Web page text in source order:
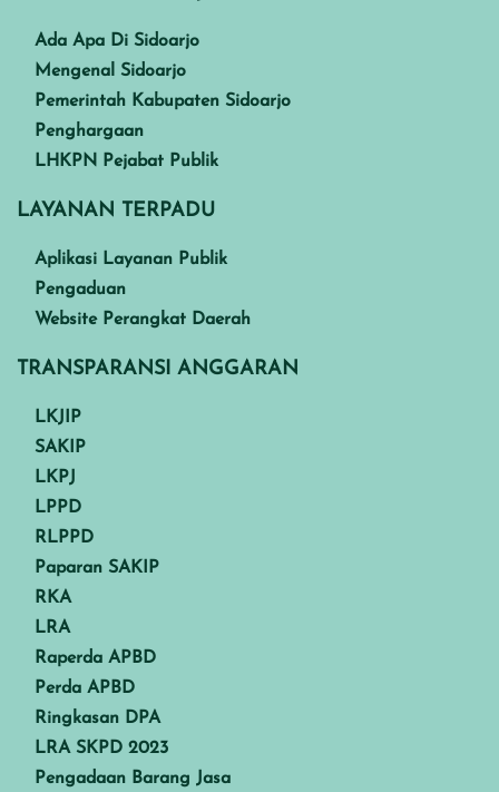
Ada Apa Di Sidoarjo
Mengenal Sidoarjo
Pemerintah Kabupaten Sidoarjo
Penghargaan
LHKPN Pejabat Publik
LAYANAN TERPADU
Aplikasi Layanan Publik
Pengaduan
Website Perangkat Daerah
TRANSPARANSI ANGGARAN
LKJIP
SAKIP
LKPJ
LPPD
RLPPD
Paparan SAKIP
RKA
LRA
Raperda APBD
Perda APBD
Ringkasan DPA
LRA SKPD 2023
Pengadaan Barang Jasa